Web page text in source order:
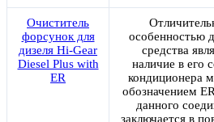
Очиститель
форсунок для
дизеля Hi-Gear
Diesel Plus with
ER
особенностью
средства
наличие в его
кондиционера
обозначением
данного
заключается в